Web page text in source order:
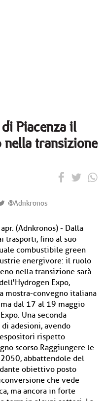
Piacenza il
transizione
@Adnkronos
(Adnkronos) - Dalla
trasporti, fino al suo
combustibile green
energivore: il ruolo
nella transizione sarà
Expo,
mostra-convegno italiana
dal 17 al 19 maggio
Una seconda
adesioni, avendo
rispetto
scorso.Raggiungere le
abbattendole del
obiettivo posto
che vede
ma ancora in forte